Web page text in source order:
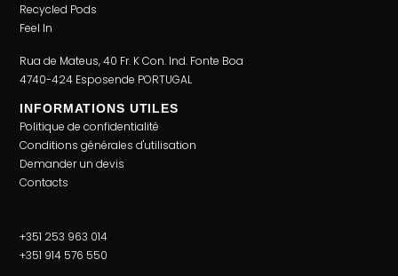
Recycled Pods
Feel In
Rua de Mateus, 40 Fr. K Con. Ind. Fonte Boa
4740-424 Esposende PORTUGAL
INFORMATIONS UTILES
Politique de confidentialité
Conditions générales d'utilisation
Demander un devis
Contacts
+351 253 963 014
+351 914 576 550